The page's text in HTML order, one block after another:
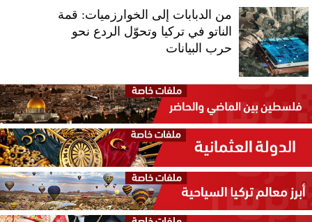
من الدبابات إلى الخوارزميات: قمة
الناتو في تركيا وتحوّل الردع نحو
حرب البيانات